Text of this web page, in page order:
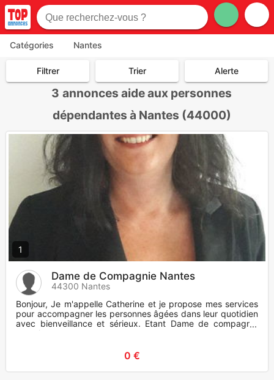
Catégories Nantes
Filtrer Trier Alerte
3 annonces aide aux personnes
dépendantes à Nantes (44000)
1
Dame de Compagnie Nantes
44300 Nantes
Bonjour, Je m'appelle Catherine et je propose mes services
pour accompagner les personnes âgées dans leur quotidien
avec bienveillance et sérieux. Etant Dame de compagnie
actuel
0 €